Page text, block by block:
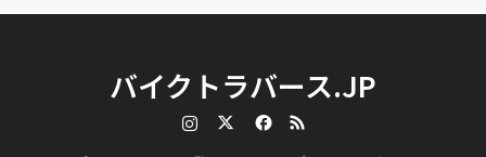
バイクトラバース.JP
RSS